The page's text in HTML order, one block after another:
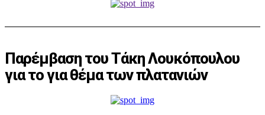
Παρέμβαση του Τάκη Λουκόπουλου
για το για θέμα των πλατανιών